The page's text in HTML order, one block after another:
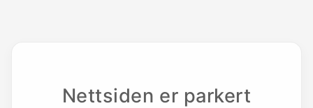
Nettsiden er parkert